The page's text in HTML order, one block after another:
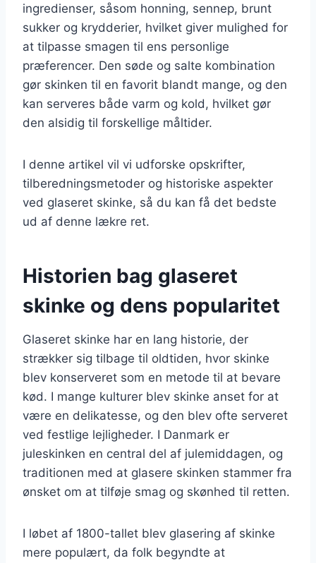
ingredienser, såsom honning, sennep, brunt
sukker og krydderier, hvilket giver mulighed for
at tilpasse smagen til ens personlige
præferencer. Den søde og salte kombination
gør skinken til en favorit blandt mange, og den
kan serveres både varm og kold, hvilket gør
den alsidig til forskellige måltider.
I denne artikel vil vi udforske opskrifter,
tilberedningsmetoder og historiske aspekter
ved glaseret skinke, så du kan få det bedste
ud af denne lækre ret.
Historien bag glaseret
skinke og dens popularitet
Glaseret skinke har en lang historie, der
strækker sig tilbage til oldtiden, hvor skinke
blev konserveret som en metode til at bevare
kød. I mange kulturer blev skinke anset for at
være en delikatesse, og den blev ofte serveret
ved festlige lejligheder. I Danmark er
juleskinken en central del af julemiddagen, og
traditionen med at glasere skinken stammer fra
ønsket om at tilføje smag og skønhed til retten.
I løbet af 1800-tallet blev glasering af skinke
mere populært, da folk begyndte at